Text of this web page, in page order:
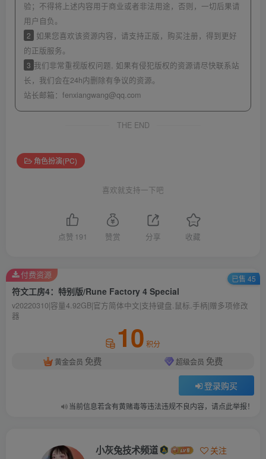
验；不得将上述内容用于商业或者非法用途，否则，一切后果请
用户自负。
2
如果您喜欢该资源内容，请支持正版，购买注册，得到更好
的正版服务。
3 我们非常重视版权问题, 如果有侵犯版权的资源请尽快联系站
长，我们会在24h内删除有争议的资源。
站长邮箱： fenxiangwang@qq.com
THE END
角色扮演(PC)
喜欢就支持一下吧
点赞 191 赞赏 分享 收藏
符文工房4：特别版/Rune Factory 4 Special
v20220310|容量4.92GB|官方简体中文|支持键盘.鼠标.手柄|赠多项修改
器
10 积分
黄金会员 免费 超级会员 免费
登录购买
当前信息若含有黄赌毒等违法违规不良内容，请点此举报！
付费资源 已售 45
小灰兔技术频道 关注